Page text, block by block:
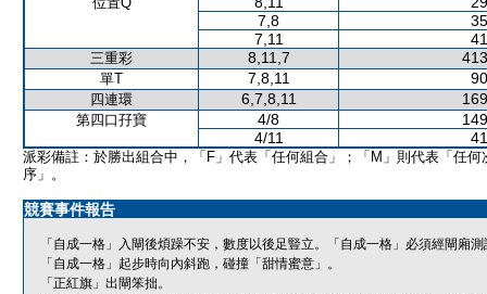
7,8
7,11
三重彩 8,11,7
單T 7,8,11
四連環 6,7,8,11
第四口孖寶 4/8
4/11
派彩備註：於勝出組合中，「F」代表「任何組合」；「M」則代表「任何
序」。
競賽事件報告
「自成一格」入閘後煩躁不安，數度以後足豎立。「自成一格」必須經閘廂
「自成一格」起步時向內斜跑，碰撞「甜情蜜意」。
「正紅旗」出閘笨拙。